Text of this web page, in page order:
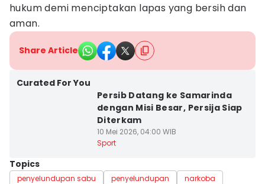
hukum demi menciptakan lapas yang bersih dan
aman.
Share Article
Curated For You
Persib Datang ke Samarinda
dengan Misi Besar, Persija Siap
Diterkam
10 Mei 2026, 04:00 WIB
Sport
Topics
penyelundupan sabu penyelundupan
narkoba